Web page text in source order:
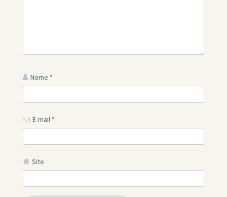
Nome *
E-mail *
Site